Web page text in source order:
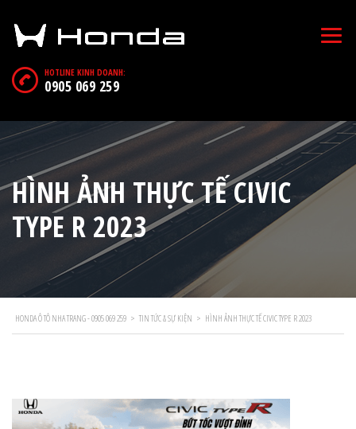
HOTLINE KINH DOANH:
0905 069 259
HÌNH ẢNH THỰC TẾ CIVIC
TYPE R 2023
HONDA Ô TÔ NHA TRANG - 0905 069 259 > TIN TỨC & SỰ KIỆN > HÌNH ẢNH THỰC TẾ CIVIC TYPE R 2023